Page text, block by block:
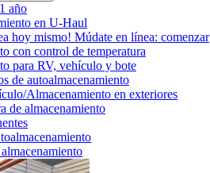
año
en U-Haul
hoy mismo! Múdate en línea: comenzar
con control de temperatura
para RV, vehículo y bote
de autoalmacenamiento
Almacenamiento en exteriores
de almacenamiento